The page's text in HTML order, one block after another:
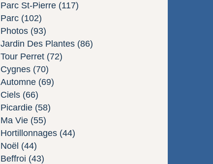
Parc St-Pierre (117)
Parc (102)
Photos (93)
Jardin Des Plantes (86)
Tour Perret (72)
Cygnes (70)
Automne (69)
Ciels (66)
Picardie (58)
Ma Vie (55)
Hortillonnages (44)
Noël (44)
Beffroi (43)